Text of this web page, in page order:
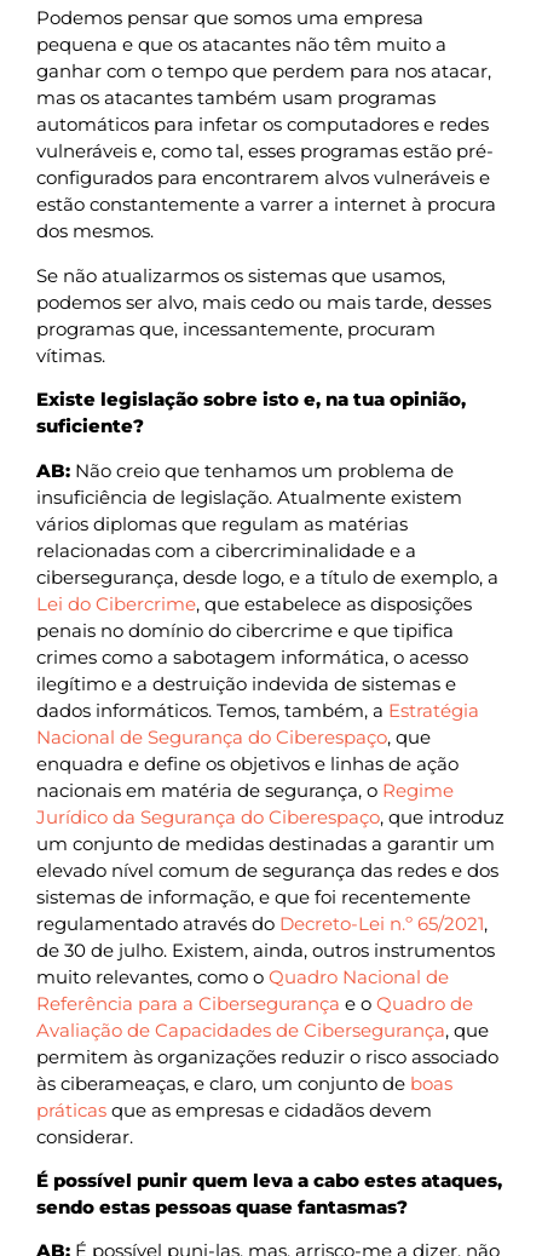
Podemos pensar que somos uma empresa
pequena e que os atacantes não têm muito a
ganhar com o tempo que perdem para nos atacar,
mas os atacantes também usam programas
automáticos para infetar os computadores e redes
vulneráveis e, como tal, esses programas estão pré-
configurados para encontrarem alvos vulneráveis e
estão constantemente a varrer a internet à procura
dos mesmos.
Se não atualizarmos os sistemas que usamos,
podemos ser alvo, mais cedo ou mais tarde, desses
programas que, incessantemente, procuram
vítimas.
Existe legislação sobre isto e, na tua opinião,
suficiente?
AB: Não creio que tenhamos um problema de
insuficiência de legislação. Atualmente existem
vários diplomas que regulam as matérias
relacionadas com a cibercriminalidade e a
cibersegurança, desde logo, e a título de exemplo, a
Lei do Cibercrime, que estabelece as disposições
penais no domínio do cibercrime e que tipifica
crimes como a sabotagem informática, o acesso
ilegítimo e a destruição indevida de sistemas e
dados informáticos. Temos, também, a Estratégia
Nacional de Segurança do Ciberespaço, que
enquadra e define os objetivos e linhas de ação
nacionais em matéria de segurança, o Regime
Jurídico da Segurança do Ciberespaço, que introduz
um conjunto de medidas destinadas a garantir um
elevado nível comum de segurança das redes e dos
sistemas de informação, e que foi recentemente
regulamentado através do Decreto-Lei n.º 65/2021,
de 30 de julho. Existem, ainda, outros instrumentos
muito relevantes, como o Quadro Nacional de
Referência para a Cibersegurança e o Quadro de
Avaliação de Capacidades de Cibersegurança, que
permitem às organizações reduzir o risco associado
às ciberameaças, e claro, um conjunto de boas
práticas que as empresas e cidadãos devem
considerar.
É possível punir quem leva a cabo estes ataques,
sendo estas pessoas quase fantasmas?
AB: É possível puni-las, mas, arrisco-me a dizer, não